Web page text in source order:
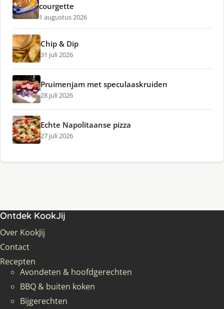
courgette
1 augustus 2026
Chip & Dip
31 juli 2026
Pruimenjam met speculaaskruiden
28 juli 2026
Echte Napolitaanse pizza
27 juli 2026
Ontdek KookJij
Over KookJij
Contact
Recepten
Avondeten & hoofdgerechten
BBQ & buiten koken
Bijgerechten